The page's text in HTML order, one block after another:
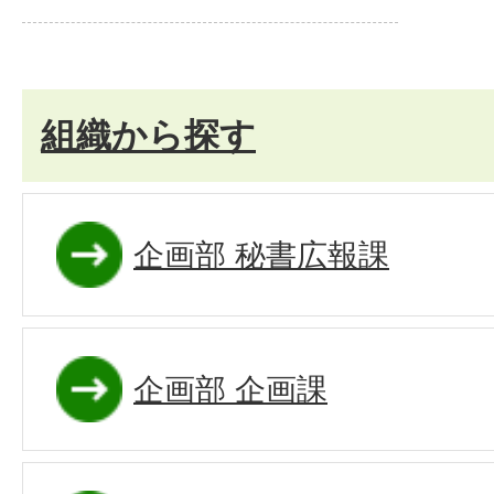
組織から探す
企画部 秘書広報課
企画部 企画課